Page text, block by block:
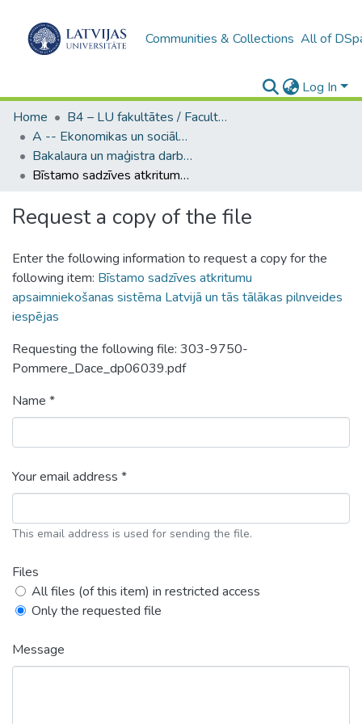
Communities & Collections All of
Log In
Home
B4 – LU fakultātes / Faculties of the UL
A -- Ekonomikas un sociālo zinātņu fakultāte / Faculty of Economics and Social Sciences
Bakalaura un maģistra darbi (ESZF) / Bachelor's and Master's theses
Bīstamo sadzīves atkritumu apsaimniekošanas sistēma Latvijā un tās tālākas pilnveides iespējas
Request a copy of the file
Enter the following information to request a copy for the
following item: Bīstamo sadzīves atkritumu
apsaimniekošanas sistēma Latvijā un tās tālākas pilnveides
iespējas
Requesting the following file: 303-9750-
Pommere_Dace_dp06039.pdf
Name *
Your email address *
This email address is used for sending the file.
Files
All files (of this item) in restricted access
Only the requested file
Message